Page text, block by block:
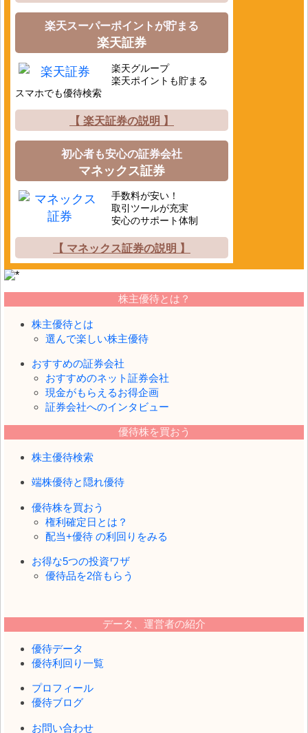
楽天スーパーポイントが貯まる
楽天証券
楽天グループ
楽天ポイントも貯まる
スマホでも優待検索
【 楽天証券の説明 】
初心者も安心の証券会社
マネックス証券
手数料が安い！
取引ツールが充実
安心のサポート体制
【 マネックス証券の説明 】
株主優待とは？
株主優待とは
選んで楽しい株主優待
おすすめの証券会社
おすすめのネット証券会社
現金がもらえるお得企画
証券会社へのインタビュー
優待株を買おう
株主優待検索
端株優待と隠れ優待
優待株を買おう
権利確定日とは？
配当+優待 の利回りをみる
お得な5つの投資ワザ
優待品を2倍もらう
データ、運営者の紹介
優待データ
優待利回り一覧
プロフィール
優待ブログ
お問い合わせ